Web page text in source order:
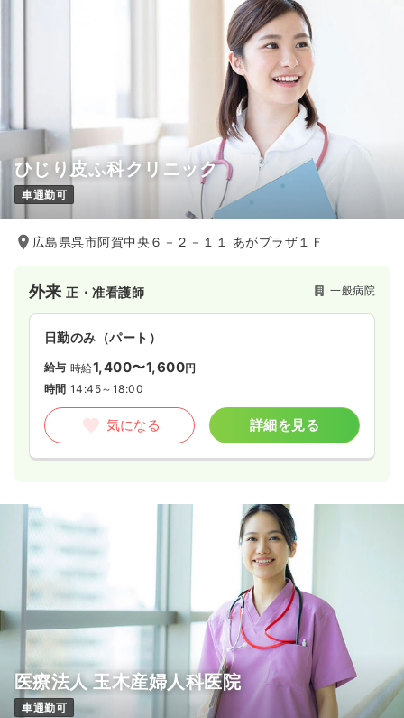
ひじり皮ふ科クリニック
車通勤可
広島県呉市阿賀中央６－２－１１ あがプラザ１Ｆ
外来正・准看護師 一般病院
日勤のみ（パート）
給与 時給1,400〜1,600円
時間 14:45～18:00
気になる 詳細を見る
医療法人 玉木産婦人科医院
車通勤可